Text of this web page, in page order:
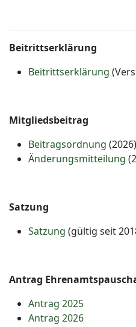
Beitrittserklärung
Beitrittserklärung
Mitgliedsbeitrag
Beitragsordnung (2026)
Änderungsmitteilung
Satzung
Satzung (gültig seit
Antrag
Antrag 2025
Antrag 2026